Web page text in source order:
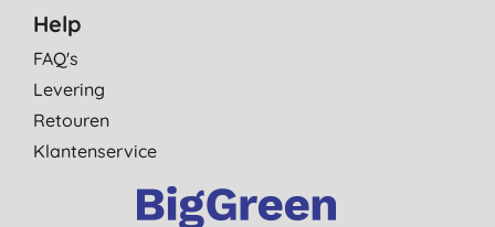
Help
FAQ's
Levering
Retouren
Klantenservice